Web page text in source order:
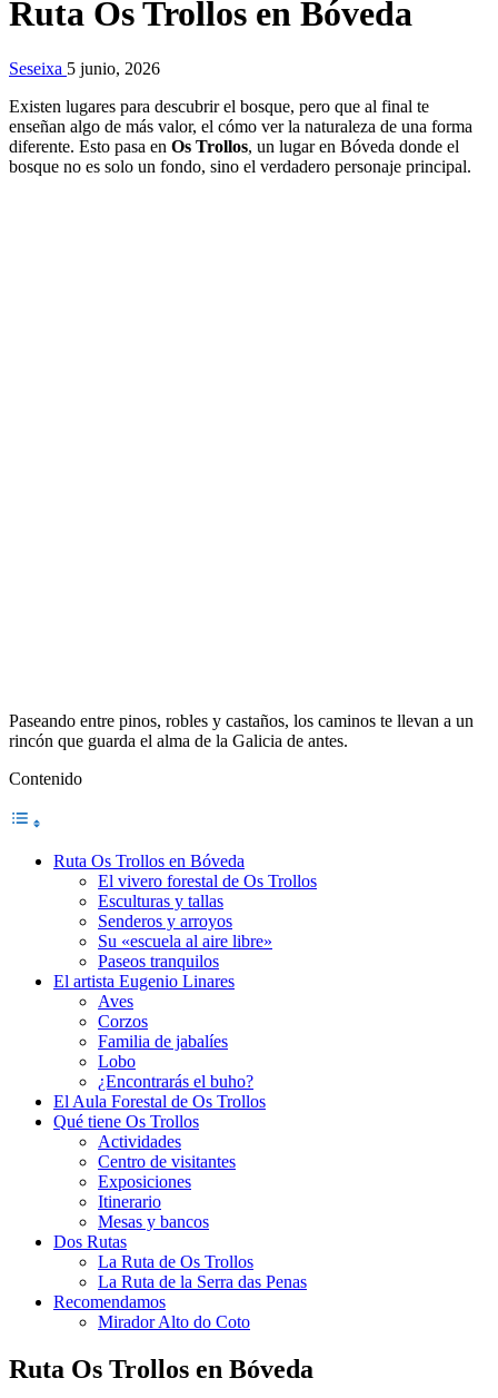
Ruta Os Trollos en Bóveda
Seseixa 5 junio, 2026
Existen lugares para descubrir el bosque, pero que al final te
enseñan algo de más valor, el cómo ver la naturaleza de una forma
diferente. Esto pasa en Os Trollos, un lugar en Bóveda donde el
bosque no es solo un fondo, sino el verdadero personaje principal.
Paseando entre pinos, robles y castaños, los caminos te llevan a un
rincón que guarda el alma de la Galicia de antes.
Contenido
Ruta Os Trollos en Bóveda
El vivero forestal de Os Trollos
Esculturas y tallas
Senderos y arroyos
Su «escuela al aire libre»
Paseos tranquilos
El artista Eugenio Linares
Aves
Corzos
Familia de jabalíes
Lobo
¿Encontrarás el buho?
El Aula Forestal de Os Trollos
Qué tiene Os Trollos
Actividades
Centro de visitantes
Exposiciones
Itinerario
Mesas y bancos
Dos Rutas
La Ruta de Os Trollos
La Ruta de la Serra das Penas
Recomendamos
Mirador Alto do Coto
Ruta Os Trollos en Bóveda